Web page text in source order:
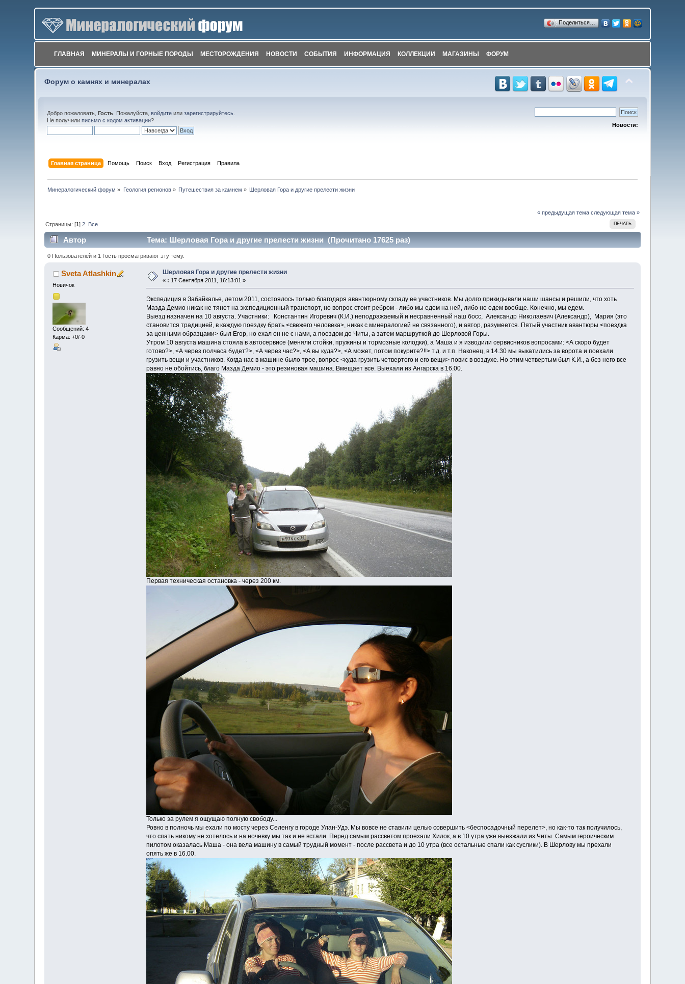
Поделиться…
ГЛАВНАЯ МИНЕРАЛЫ И ГОРНЫЕ ПОРОДЫ МЕСТОРОЖДЕНИЯ НОВОСТИ СОБЫТИЯ ИНФОРМАЦИЯ КОЛЛЕКЦИИ МАГАЗИНЫ ФОРУМ
Форум о камнях и минералах
Добро пожаловать,Гость . Пожалуйста,войдите илизарегистрируйтесь
Не получилиписьмо с кодом активации?
Новости:
Главная страница Помощь Поиск Вход Регистрация Правила
Минералогический форум » Геология регионов» Путешествия за камнем » Шерловая Гора и другие прелести жизни
« предыдущая тема следующая тема »
ПЕЧАТЬ
Страницы: [1]2 Все
Автор Тема: Шерловая Гора и другие прелести жизни (Прочитано 17625 раз)
0 Пользователей и 1 Гость просматривают эту тему.
Sveta Atlashkin
Новичок
Сообщений: 4
Карма: +0/-0
Шерловая Гора и другие прелести жизни
« : 17 Сентября 2011, 16:13:01 »
Экспедиция в Забайкалье, летом 2011, состоялось только благодаря авантюрному складу ее участников. Мы долго прикидывали наши шансы и решили, что хоть
Мазда Демио никак не тянет на экспедиционный транспорт, но вопрос стоит ребром - либо мы едем на ней, либо не едем вообще. Конечно, мы едем.
Выезд назначен на 10 августа. Участники: Константин Игоревич (К.И.) неподражаемый и несравненный наш босс, Александр Николаевич (Александр), Мария (это
становится традицией, в каждую поездку брать <свежего человека>, никак с минералогией не связанного), и автор, разумеется. Пятый участник авантюры <поездка
за ценными образцами> был Егор, но ехал он не с нами, а поездом до Читы, а затем маршруткой до Шерловой Горы.
Утром 10 августа машина стояла в автосервисе (меняли стойки, пружины и тормозные колодки), а Маша и я изводили сервисников вопросами: <А скоро будет
готово?>, <А через полчаса будет?>, <А через час?>, <А вы куда?>, <А может, потом покурите?!!> т.д. и т.п. Наконец, в 14.30 мы выкатились за ворота и поехали
грузить вещи и участников. Когда нас в машине было трое, вопрос <куда грузить четвертого и его вещи> повис в воздухе. Но этим четвертым был К.И., а без него все
равно не обойтись, благо Мазда Демио - это резиновая машина. Вмещает все. Выехали из Ангарска в 16.00.
Первая техническая остановка - через 200 км.
Только за рулем я ощущаю полную свободу...
Ровно в полночь мы ехали по мосту через Селенгу в городе Улан-Удэ. Мы вовсе не ставили целью совершить <беспосадочный перелет>, но как-то так получилось,
что спать никому не хотелось и на ночевку мы так и не встали. Перед самым рассветом проехали Хилок, а в 10 утра уже выезжали из Читы. Самым героическим
пилотом оказалась Маша - она вела машину в самый трудный момент - после рассвета и до 10 утра (все остальные спали как суслики). В Шерлову мы прехали
опять же в 16.00.